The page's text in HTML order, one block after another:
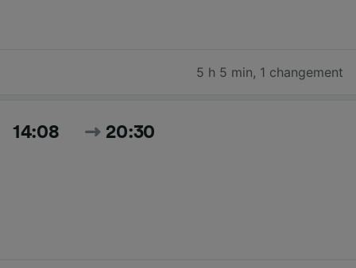
5 h 5 min, 1 changement
14:08 20:30